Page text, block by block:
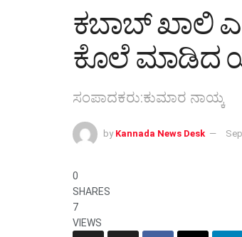
ಕಬಾಬ್ ಖಾಲಿ
ಕೊಲೆ ಮಾಡಿದ
ಸಂಪಾದಕರು:ಕುಮಾರ ನಾಯ್ಕ
by Kannada News Desk
0
SHARES
7
VIEWS